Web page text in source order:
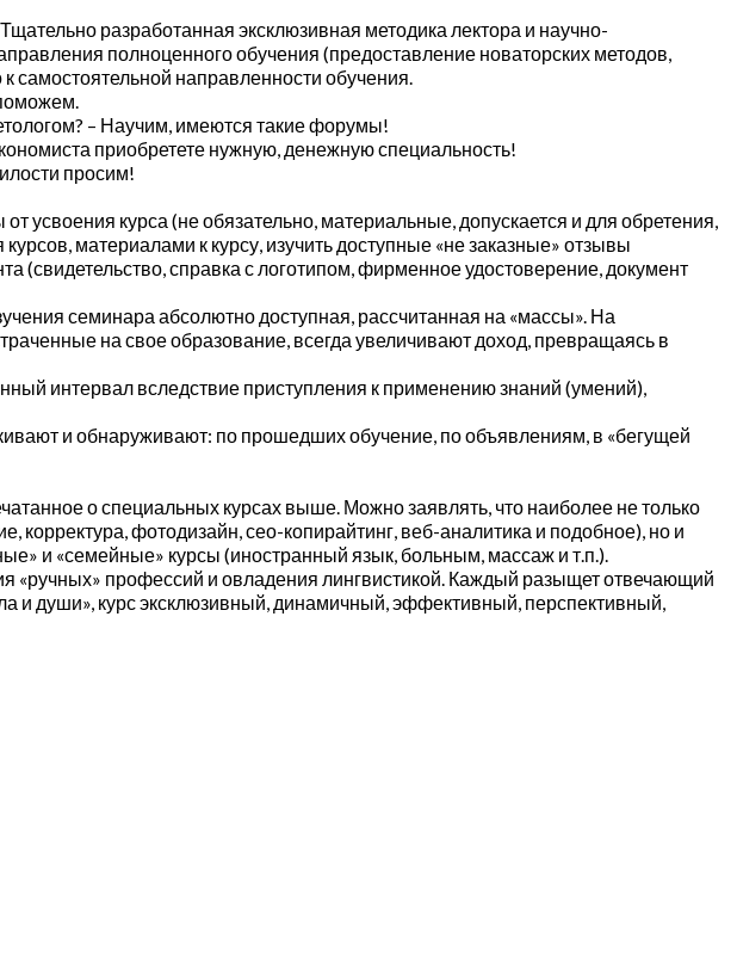
разработанная эксклюзивная методика лектора и научно-
полноценного обучения (предоставление новаторских методов,
самостоятельной направленности обучения.
– Научим, имеются такие форумы!
приобретете нужную, денежную специальность!
просим!
усвоения курса (не обязательно, материальные, допускается и для обретения,
материалами к курсу, изучить доступные «не заказные» отзывы
справка с логотипом, фирменное удостоверение, документ
семинара абсолютно доступная, рассчитанная на «массы». На
на свое образование, всегда увеличивают доход, превращаясь в
интервал вследствие приступления к применению знаний (умений),
и обнаруживают: по прошедших обучение, по объявлениям, в «бегущей
о специальных курсах выше. Можно заявлять, что наиболее не только
фотодизайн, сео-копирайтинг, веб-аналитика и подобное), но и
и «семейные» курсы (иностранный язык, больным, массаж и т.п.).
«ручных» профессий и овладения лингвистикой. Каждый разыщет отвечающий
и души», курс эксклюзивный, динамичный, эффективный, перспективный,